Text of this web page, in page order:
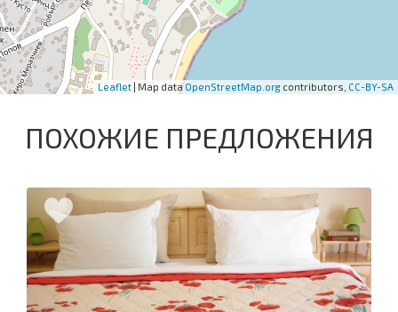
Leaflet | Map data OpenStreetMap.org contributors, CC-BY-SA
ПОХОЖИЕ ПРЕДЛОЖЕНИЯ